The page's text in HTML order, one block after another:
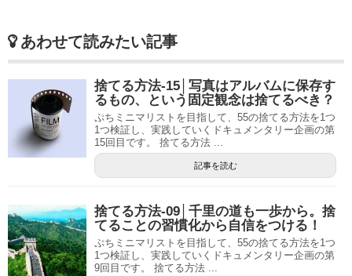
あわせて読みたい記事
捨てる方法-15│写真はアルバムに保存す
るもの、という固定観念は捨てるべき？
ぷちミニマリストを目指して、55の捨てる方法を1つ
1つ検証し、実践していくドキュメンタリー企画の第
15回目です。 捨てる方法 ...
記事を読む
捨てる方法-09│千里の道も一歩から。捨
てることの習慣化から自信をつける！
ぷちミニマリストを目指して、55の捨てる方法を1つ
1つ検証し、実践していくドキュメンタリー企画の第
9回目です。 捨てる方法 ...